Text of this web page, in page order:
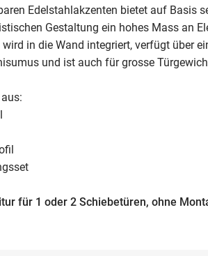
Edelstahlakzenten bietet auf Basis
Gestaltung ein hohes Mass an
in die Wand integriert, verfügt über
und ist auch für grosse
für 1 oder 2 Schiebetüren, ohne